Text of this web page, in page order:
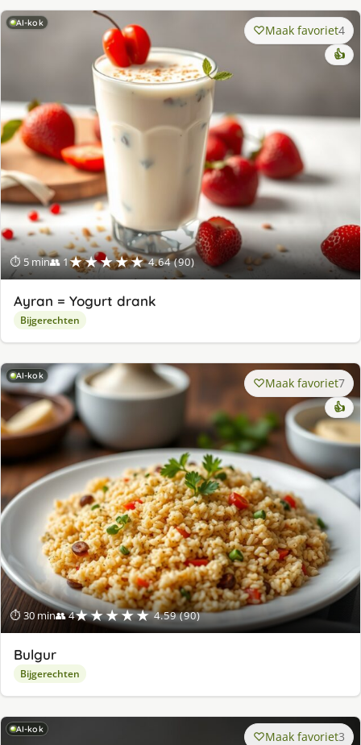
AI-kok
⏱ 5 min👥 1★★★★★ 4.64 (90)
Maak favoriet4
👍
Ayran = Yogurt drank
Bijgerechten
AI-kok
⏱ 30 min👥 4★★★★★ 4.59 (90)
Maak favoriet7
👍
Bulgur
Bijgerechten
AI-kok Maak favoriet3